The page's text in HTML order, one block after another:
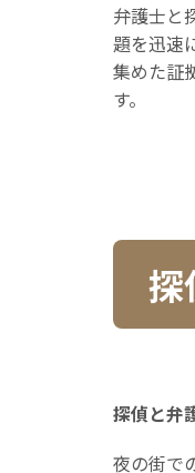
弁護士と
題を迅速
集めた証
す。
探
探偵と弁
夜の街で